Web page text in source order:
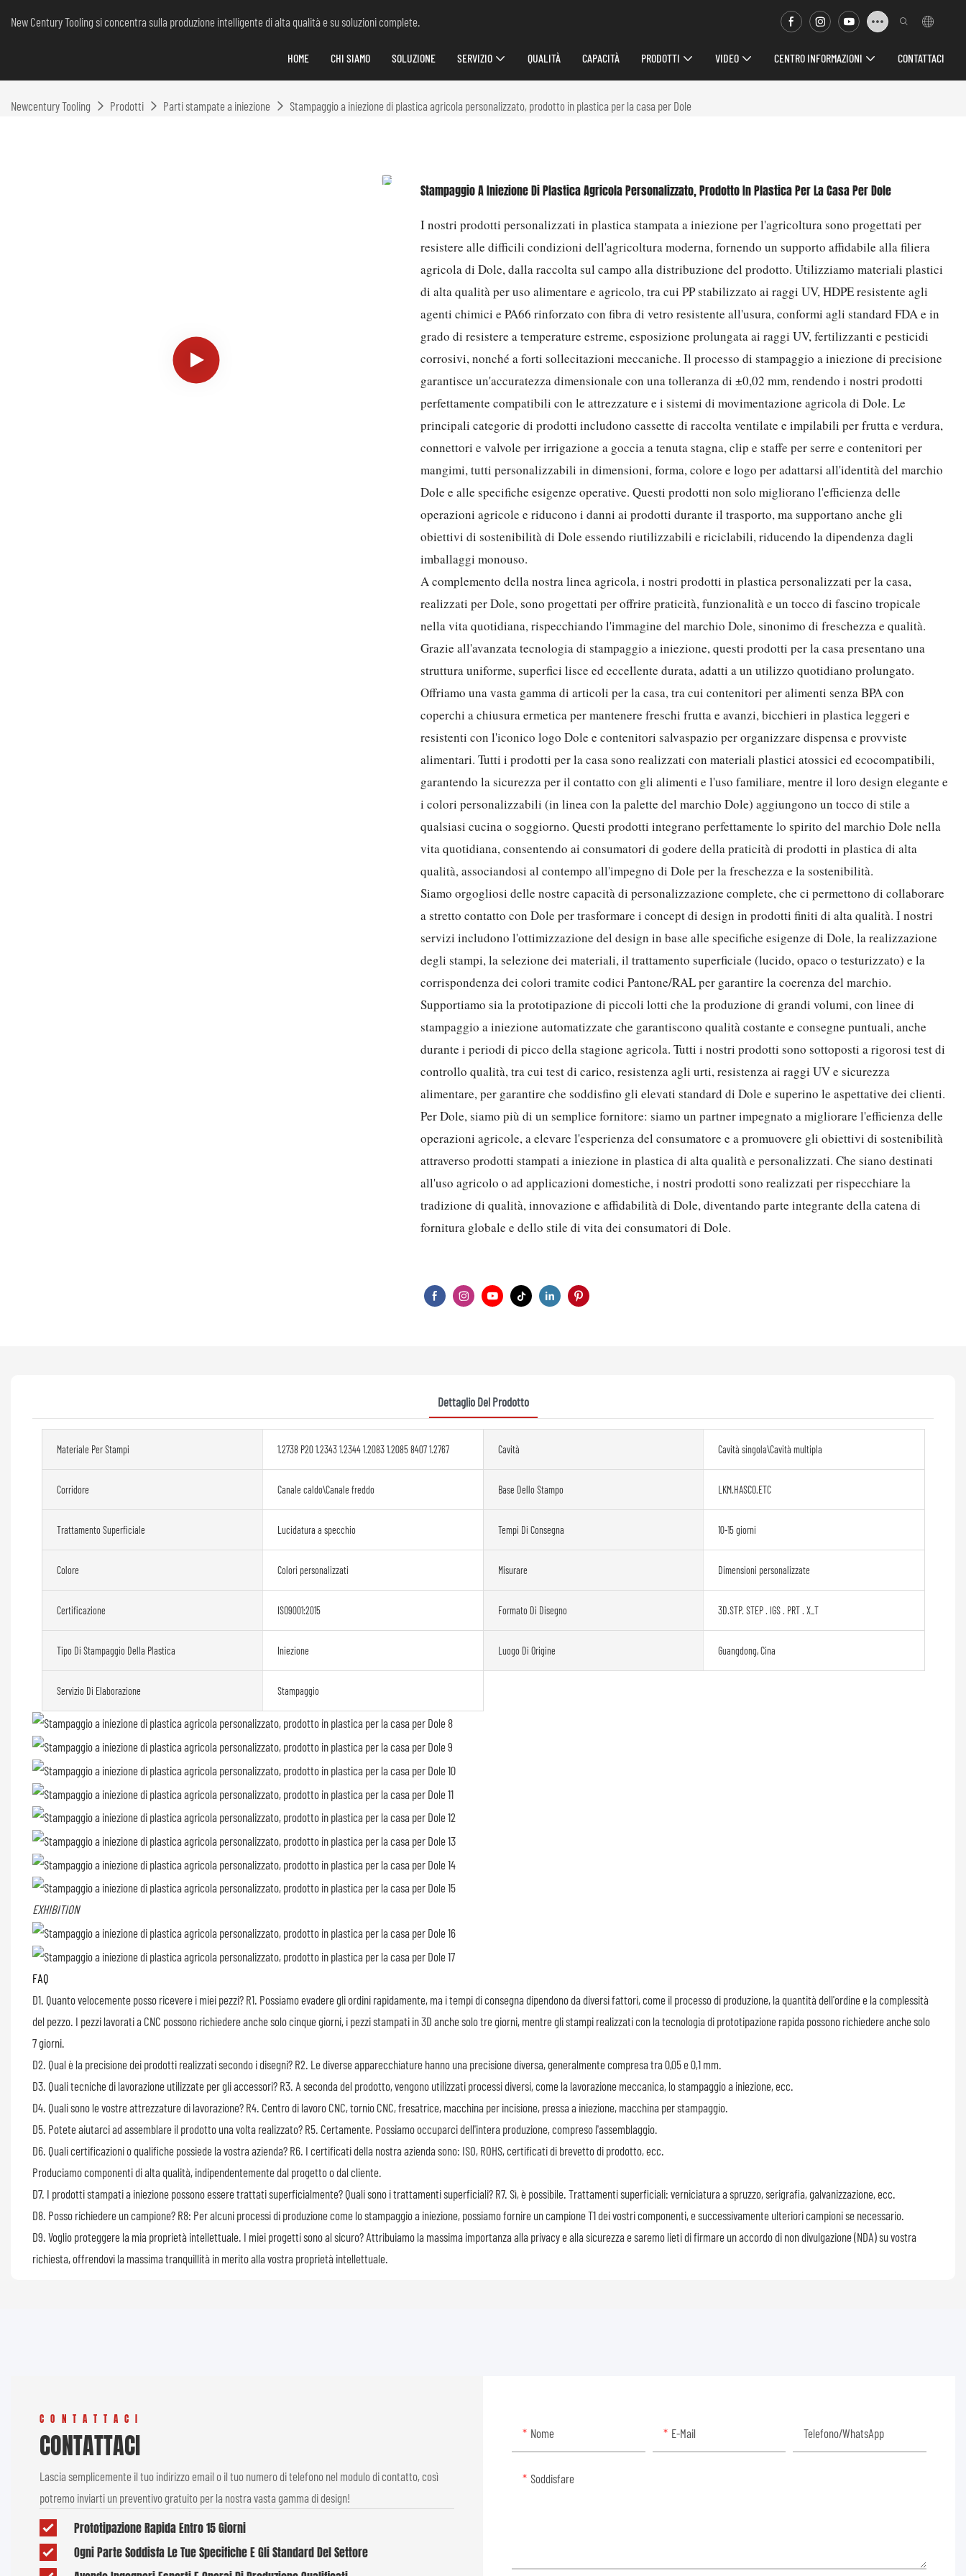
New Century Tooling si concentra sulla produzione intelligente di alta qualità e su soluzioni complete.
HOME CHI SIAMO SOLUZIONE SERVIZIO QUALITÀ CAPACITÀ PRODOTTI VIDEO CENTRO INFORMAZIONI CONTATTACI
Newcentury Tooling Prodotti Parti stampate a iniezione Stampaggio a iniezione di plastica agricola personalizzato, prodotto in plastica per la casa per Dole
Stampaggio A Iniezione Di Plastica Agricola Personalizzato, Prodotto In Plastica Per La Casa Per Dole
I nostri prodotti personalizzati in plastica stampata a iniezione per l'agricoltura sono progettati per
resistere alle difficili condizioni dell'agricoltura moderna, fornendo un supporto affidabile alla filiera
agricola di Dole, dalla raccolta sul campo alla distribuzione del prodotto. Utilizziamo materiali plastici
di alta qualità per uso alimentare e agricolo, tra cui PP stabilizzato ai raggi UV, HDPE resistente agli
agenti chimici e PA66 rinforzato con fibra di vetro resistente all'usura, conformi agli standard FDA e in
grado di resistere a temperature estreme, esposizione prolungata ai raggi UV, fertilizzanti e pesticidi
corrosivi, nonché a forti sollecitazioni meccaniche. Il processo di stampaggio a iniezione di precisione
garantisce un'accuratezza dimensionale con una tolleranza di ±0,02 mm, rendendo i nostri prodotti
perfettamente compatibili con le attrezzature e i sistemi di movimentazione agricola di Dole. Le
principali categorie di prodotti includono cassette di raccolta ventilate e impilabili per frutta e verdura,
connettori e valvole per irrigazione a goccia a tenuta stagna, clip e staffe per serre e contenitori per
mangimi, tutti personalizzabili in dimensioni, forma, colore e logo per adattarsi all'identità del marchio
Dole e alle specifiche esigenze operative. Questi prodotti non solo migliorano l'efficienza delle
operazioni agricole e riducono i danni ai prodotti durante il trasporto, ma supportano anche gli
obiettivi di sostenibilità di Dole essendo riutilizzabili e riciclabili, riducendo la dipendenza dagli
imballaggi monouso.
A complemento della nostra linea agricola, i nostri prodotti in plastica personalizzati per la casa,
realizzati per Dole, sono progettati per offrire praticità, funzionalità e un tocco di fascino tropicale
nella vita quotidiana, rispecchiando l'immagine del marchio Dole, sinonimo di freschezza e qualità.
Grazie all'avanzata tecnologia di stampaggio a iniezione, questi prodotti per la casa presentano una
struttura uniforme, superfici lisce ed eccellente durata, adatti a un utilizzo quotidiano prolungato.
Offriamo una vasta gamma di articoli per la casa, tra cui contenitori per alimenti senza BPA con
coperchi a chiusura ermetica per mantenere freschi frutta e avanzi, bicchieri in plastica leggeri e
resistenti con l'iconico logo Dole e contenitori salvaspazio per organizzare dispensa e provviste
alimentari. Tutti i prodotti per la casa sono realizzati con materiali plastici atossici ed ecocompatibili,
garantendo la sicurezza per il contatto con gli alimenti e l'uso familiare, mentre il loro design elegante e
i colori personalizzabili (in linea con la palette del marchio Dole) aggiungono un tocco di stile a
qualsiasi cucina o soggiorno. Questi prodotti integrano perfettamente lo spirito del marchio Dole nella
vita quotidiana, consentendo ai consumatori di godere della praticità di prodotti in plastica di alta
qualità, associandosi al contempo all'impegno di Dole per la freschezza e la sostenibilità.
Siamo orgogliosi delle nostre capacità di personalizzazione complete, che ci permettono di collaborare
a stretto contatto con Dole per trasformare i concept di design in prodotti finiti di alta qualità. I ​​nostri
servizi includono l'ottimizzazione del design in base alle specifiche esigenze di Dole, la realizzazione
degli stampi, la selezione dei materiali, il trattamento superficiale (lucido, opaco o testurizzato) e la
corrispondenza dei colori tramite codici Pantone/RAL per garantire la coerenza del marchio.
Supportiamo sia la prototipazione di piccoli lotti che la produzione di grandi volumi, con linee di
stampaggio a iniezione automatizzate che garantiscono qualità costante e consegne puntuali, anche
durante i periodi di picco della stagione agricola. Tutti i nostri prodotti sono sottoposti a rigorosi test di
controllo qualità, tra cui test di carico, resistenza agli urti, resistenza ai raggi UV e sicurezza
alimentare, per garantire che soddisfino gli elevati standard di Dole e superino le aspettative dei clienti.
Per Dole, siamo più di un semplice fornitore: siamo un partner impegnato a migliorare l'efficienza delle
operazioni agricole, a elevare l'esperienza del consumatore e a promuovere gli obiettivi di sostenibilità
attraverso prodotti stampati a iniezione in plastica di alta qualità e personalizzati. Che siano destinati
all'uso agricolo o ad applicazioni domestiche, i nostri prodotti sono realizzati per rispecchiare la
tradizione di qualità, innovazione e affidabilità di Dole, diventando parte integrante della catena di
fornitura globale e dello stile di vita dei consumatori di Dole.
Dettaglio Del Prodotto
Materiale Per Stampi 1.2738 P20 1.2343 1.2344 1.2083 1.2085 8407 1.2767 Cavità Cavità singola\Cavità multipla
Corridore Canale caldo\Canale freddo Base Dello Stampo LKM.HASCO.ETC
Trattamento Superficiale Lucidatura a specchio Tempi Di Consegna 10-15 giorni
Colore Colori personalizzati Misurare Dimensioni personalizzate
Certificazione ISO9001:2015 Formato Di Disegno 3D.STP. STEP . IGS . PRT . X_T
Tipo Di Stampaggio Della Plastica Iniezione Luogo Di Origine Guangdong, Cina
Servizio Di Elaborazione Stampaggio
EXHIBITION
FAQ
D1. Quanto velocemente posso ricevere i miei pezzi? R1. Possiamo evadere gli ordini rapidamente, ma i tempi di consegna dipendono da diversi fattori, come il processo di produzione, la quantità dell'ordine e la complessità
del pezzo. I pezzi lavorati a CNC possono richiedere anche solo cinque giorni, i pezzi stampati in 3D anche solo tre giorni, mentre gli stampi realizzati con la tecnologia di prototipazione rapida possono richiedere anche solo
7 giorni.
D2. Qual è la precisione dei prodotti realizzati secondo i disegni? R2. Le diverse apparecchiature hanno una precisione diversa, generalmente compresa tra 0,05 e 0,1 mm.
D3. Quali tecniche di lavorazione utilizzate per gli accessori? R3. A seconda del prodotto, vengono utilizzati processi diversi, come la lavorazione meccanica, lo stampaggio a iniezione, ecc.
D4. Quali sono le vostre attrezzature di lavorazione? R4. Centro di lavoro CNC, tornio CNC, fresatrice, macchina per incisione, pressa a iniezione, macchina per stampaggio.
D5. Potete aiutarci ad assemblare il prodotto una volta realizzato? R5. Certamente. Possiamo occuparci dell'intera produzione, compreso l'assemblaggio.
D6. Quali certificazioni o qualifiche possiede la vostra azienda? R6. I certificati della nostra azienda sono: ISO, ROHS, certificati di brevetto di prodotto, ecc.
Produciamo componenti di alta qualità, indipendentemente dal progetto o dal cliente.
D7. I prodotti stampati a iniezione possono essere trattati superficialmente? Quali sono i trattamenti superficiali? R7. Sì, è possibile. Trattamenti superficiali: verniciatura a spruzzo, serigrafia, galvanizzazione, ecc.
D8. Posso richiedere un campione? R8: Per alcuni processi di produzione come lo stampaggio a iniezione, possiamo fornire un campione T1 dei vostri componenti, e successivamente ulteriori campioni se necessario.
D9. Voglio proteggere la mia proprietà intellettuale. I miei progetti sono al sicuro? Attribuiamo la massima importanza alla privacy e alla sicurezza e saremo lieti di firmare un accordo di non divulgazione (NDA) su vostra
richiesta, offrendovi la massima tranquillità in merito alla vostra proprietà intellettuale.
CONTATTACI
CONTATTACI
Lascia semplicemente il tuo indirizzo email o il tuo numero di telefono nel modulo di contatto, così
potremo inviarti un preventivo gratuito per la nostra vasta gamma di design!
Prototipazione Rapida Entro 15 Giorni
Ogni Parte Soddisfa Le Tue Specifiche E Gli Standard Del Settore
Nome E-Mail Telefono/WhatsApp
Soddisfare